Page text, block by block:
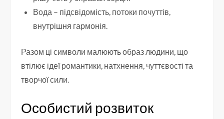
Вода – підсвідомість, потоки почуттів,
внутрішня гармонія.
Разом ці символи малюють образ людини, що
втілює ідеї романтики, натхнення, чуттєвості та
творчої сили.
Особистий розвиток